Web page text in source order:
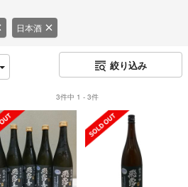
日本酒
絞り込み
3件中 1 - 3件